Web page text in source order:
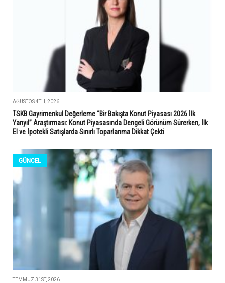
AĞUSTOS 4TH, 2026
TSKB Gayrimenkul Değerleme “Bir Bakışta Konut Piyasası 2026 İlk
Yarıyıl” Araştırması: Konut Piyasasında Dengeli Görünüm Sürerken, İlk
El ve İpotekli Satışlarda Sınırlı Toparlanma Dikkat Çekti
GÜNCEL
TEMMUZ 31ST, 2026